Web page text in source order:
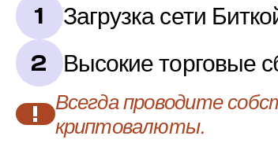
1 Загрузка сети
2 Высокие торговые
!
Всегда проводите
криптовалюты.